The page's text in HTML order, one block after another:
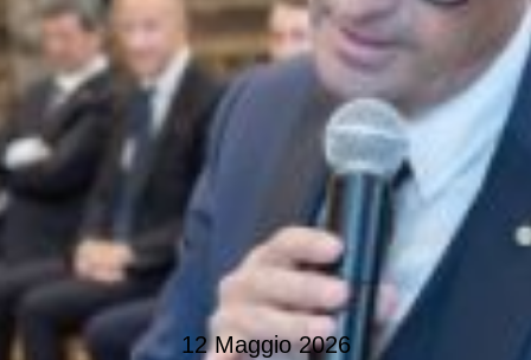
12 Maggio 2026